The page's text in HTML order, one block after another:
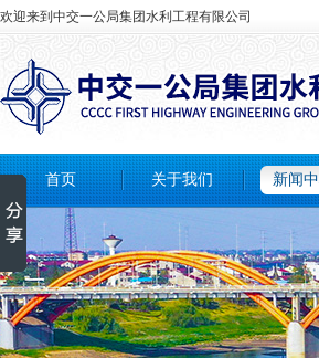
欢迎来到中交一公局集团水利工程有限公司
首页 关于我们 新闻